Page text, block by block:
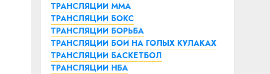
ТРАНСЛЯЦИИ ММА
ТРАНСЛЯЦИИ БОКС
ТРАНСЛЯЦИИ БОРЬБА
ТРАНСЛЯЦИИ БОИ НА ГОЛЫХ КУЛАКАХ
ТРАНСЛЯЦИИ БАСКЕТБОЛ
ТРАНСЛЯЦИИ НБА